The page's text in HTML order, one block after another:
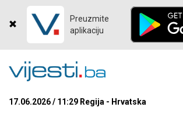
Preuzmite
aplikaciju
17.06.2026 / 11:29 Regija - Hrvatska